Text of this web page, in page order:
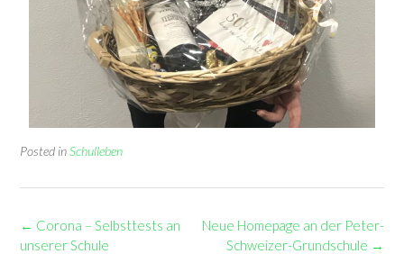
Posted inSchulleben
Post
navigation
Neue Homepage an der Peter-
Schweizer-Grundschule →
← Corona – Selbsttests an
unserer Schule